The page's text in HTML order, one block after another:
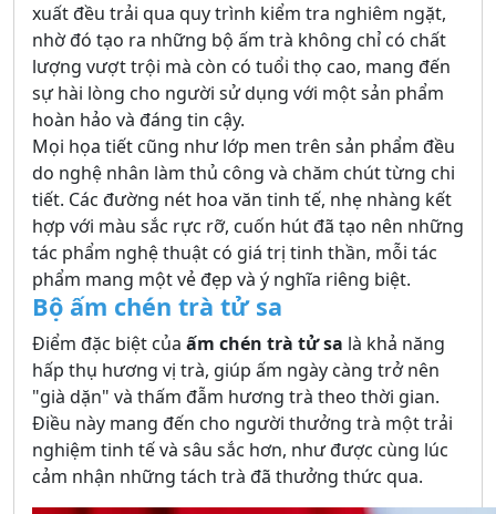
xuất đều trải qua quy trình kiểm tra nghiêm ngặt,
nhờ đó tạo ra những bộ ấm trà không chỉ có chất
lượng vượt trội mà còn có tuổi thọ cao, mang đến
sự hài lòng cho người sử dụng với một sản phẩm
hoàn hảo và đáng tin cậy.
Mọi họa tiết cũng như lớp men trên sản phẩm đều
do nghệ nhân làm thủ công và chăm chút từng chi
tiết. Các đường nét hoa văn tinh tế, nhẹ nhàng kết
hợp với màu sắc rực rỡ, cuốn hút đã tạo nên những
tác phẩm nghệ thuật có giá trị tinh thần, mỗi tác
phẩm mang một vẻ đẹp và ý nghĩa riêng biệt.
Bộ ấm chén trà tử sa
Điểm đặc biệt của ấm chén trà tử sa là khả năng
hấp thụ hương vị trà, giúp ấm ngày càng trở nên
"già dặn" và thấm đẫm hương trà theo thời gian.
Điều này mang đến cho người thưởng trà một trải
nghiệm tinh tế và sâu sắc hơn, như được cùng lúc
cảm nhận những tách trà đã thưởng thức qua.